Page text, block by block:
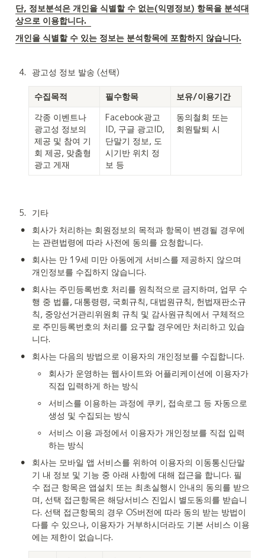
단, 정보분석은 개인을 식별할 수 없는(익명정보) 항목을 분석대
상으로 이용합니다.
개인을 식별할 수 있는 정보는 분석항목에 포함하지 않습니다.
4. 광고성 정보 발송 (선택)
수집목적 필수항목
보유/이용기간
각종 이벤트나
광고성 정보의
제공 및 참여 기
회 제공, 맞춤형
광고 게재
Facebook광고
ID, 구글 광고ID,
단말기 정보, 도
시기반 위치 정
보 등
동의철회 또는
회원탈퇴 시
5. 기타
•
회사가 처리하는 회원정보의 목적과 항목이 변경될 경우에
는 관련법령에 따라 사전에 동의를 요청합니다.
•
회사는 만 19세 미만 아동에게 서비스를 제공하지 않으며
개인정보를 수집하지 않습니다.
•
회사는 주민등록번호 처리를 원칙적으로 금지하며, 업무 수
행 중 법률, 대통령령, 국회규칙, 대법원규칙, 헌법재판소규
칙, 중앙선거관리위원회 규칙 및 감사원규칙에서 구체적으
로 주민등록번호의 처리를 요구할 경우에만 처리하고 있습
니다.
• 회사는 다음의 방법으로 이용자의 개인정보를 수집합니다.
◦
회사가 운영하는 웹사이트와 어플리케이션에 이용자가
직접 입력하게 하는 방식
◦
서비스를 이용하는 과정에 쿠키, 접속로그 등 자동으로
생성 및 수집되는 방식
◦
서비스 이용 과정에서 이용자가 개인정보를 직접 입력
하는 방식
•
회사는 모바일 앱 서비스를 위하여 이용자의 이동통신단말
기 내 정보 및 기능 중 아래 사항에 대해 접근을 합니다. 필
수 접근 항목은 앱설치 또는 최초실행시 안내의 동의를 받으
며, 선택 접근항목은 해당서비스 진입시 별도동의를 받습니
다. 선택 접근항목의 경우 OS버전에 따라 동의 받는 방법이
다를 수 있으나, 이용자가 거부하시더라도 기본 서비스 이용
에는 제한이 없습니다.